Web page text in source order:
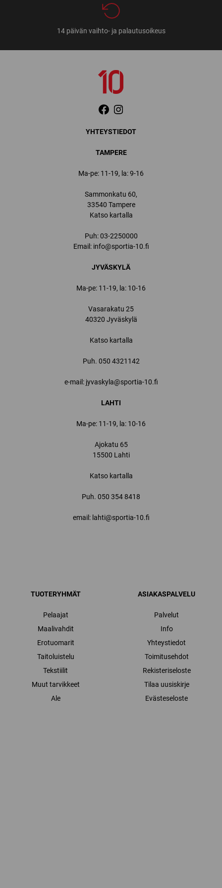
14 päivän vaihto- ja palautusoikeus
YHTEYSTIEDOT
TAMPERE
Ma-pe: 11-19, la: 9-16
Sammonkatu 60,
33540 Tampere
Katso kartalla
Puh:03-2250000
Email: info@sportia-10.fi
JYVÄSKYLÄ
Ma-pe: 11-19, la: 10-16
Vasarakatu 25
40320 Jyväskylä
Katso kartalla
Puh. 050 4321142
e-mail: jyvaskyla@sportia-10.fi
LAHTI
Ma-pe: 11-19, la: 10-16
Ajokatu 65
15500 Lahti
Katso kartalla
Puh. 050 354 8418
email: lahti@sportia-10.fi
TUOTERYHMÄT
Pelaajat
Maalivahdit
Erotuomarit
Taitoluistelu
Tekstiilit
Muut tarvikkeet
Ale
ASIAKASPALVELU
Palvelut
Info
Yhteystiedot
Toimitusehdot
Rekisteriseloste
Tilaa uusiskirje
Evästeseloste